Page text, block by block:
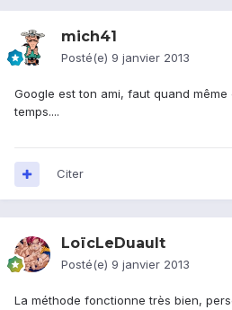
mich41
Posté(e) 9 janvier 2013
Google est ton ami, faut quand
temps....
Citer
LoïcLeDuault
Posté(e) 9 janvier 2013
La méthode fonctionne très bien,